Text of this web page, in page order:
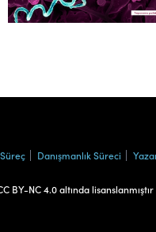
Cilt 39, Sayı 1
Danışmanlık Süreci
NC 4.0 altında